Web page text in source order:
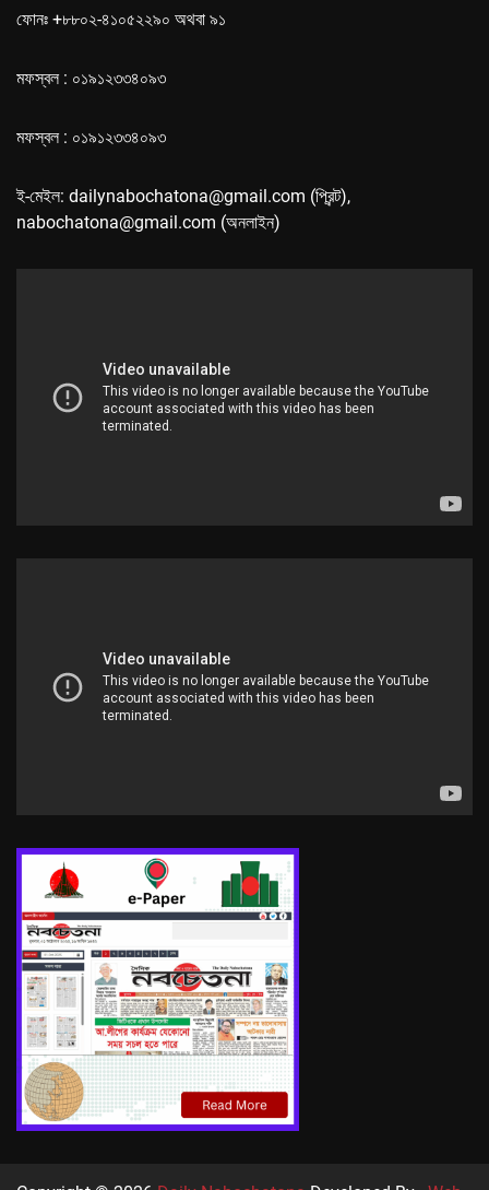
ফোনঃ +৮৮০২-৪১০৫২২৯০ অথবা ৯১
মফস্বল : ০১৯১২৩৩৪০৯৩
মফস্বল : ০১৯১২৩৩৪০৯৩
ই-মেইল: dailynabochatona@gmail.com (প্রিন্ট),
nabochatona@gmail.com (অনলাইন)